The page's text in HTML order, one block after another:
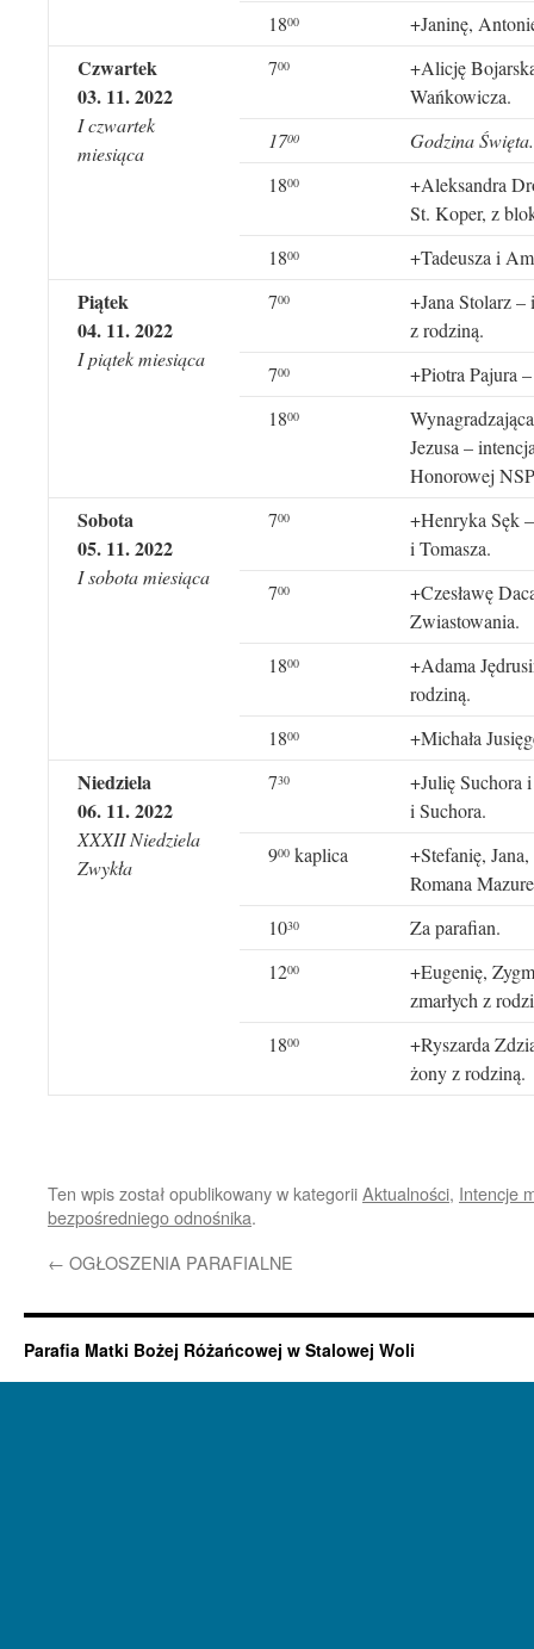
1800 +Janinę,
Czwartek
03. 11. 2022
I czwartek
miesiąca
700
+Alicję
Wańkowicza.
1700
Godzina Święta.
1800
+Aleksandra
St. Koper, z
1800 +Tadeusza i
Piątek
04. 11. 2022
I piątek miesiąca
700
+Jana Stolarz
z rodziną.
700
+Piotra Pajura
1800
Jezusa –
Honorowej
Sobota
05. 11. 2022
I sobota miesiąca
700
+Henryka Sęk
i Tomasza.
700
+Czesławę
Zwiastowania.
1800
+Adama
rodziną.
1800 +Michała
Niedziela
06. 11. 2022
XXXII Niedziela
Zwykła
730
+Julię Suchora
i Suchora.
900 kaplica
+Stefanię,
Romana
1030
Za parafian.
1200
+Eugenię,
zmarłych z
1800
+Ryszarda
żony z rodziną.
Ten wpis został opublikowany w kategoriiAktualności, Intencje
bezpośredniego odnośnika.
← OGŁOSZENIA PARAFIALNE
Parafia Matki Bożej Różańcowej w Stalowej Woli